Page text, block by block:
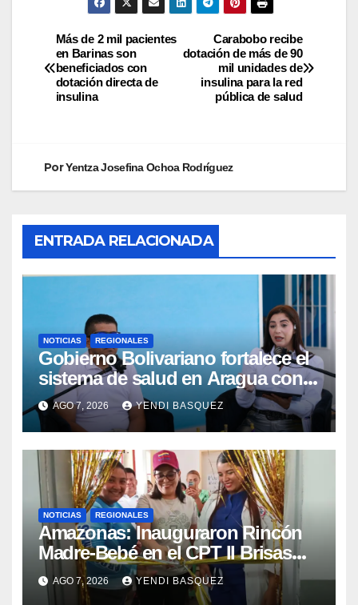
Carabobo recibe
dotación de más de 90
mil unidades de
insulina para la red
pública de salud
Más de 2 mil pacientes
en Barinas son
beneficiados con
dotación directa de
insulina
PorYentza Josefina Ochoa Rodríguez
ENTRADA RELACIONADA
NOTICIAS REGIONALES
Gobierno Bolivariano fortalece el
sistema de salud en Aragua con
la reinauguración del CDI La Mora
AGO 7, 2026 YENDI BASQUEZ
NOTICIAS REGIONALES
​Amazonas: Inauguraron Rincón
Madre-Bebé en el CPT II Brisas
del Aeropuerto ​Inauguraron
Rincón
AGO 7, 2026 YENDI BASQUEZ